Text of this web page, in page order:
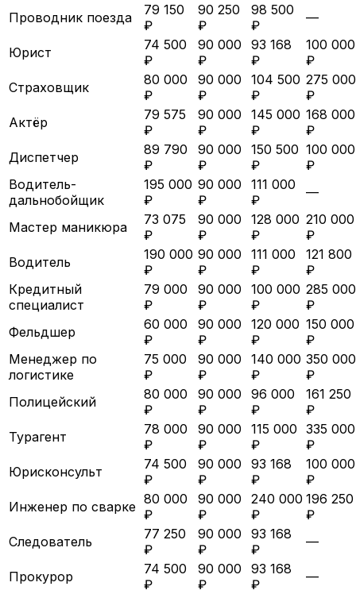
Проводник поезда
79 150
₽
90 250
₽
98 500
₽
—
Юрист
74 500
₽
90 000
₽
93 168
₽
100 000
₽
Страховщик
80 000
₽
90 000
₽
104 500
₽
275 000
₽
Актёр
79 575
₽
90 000
₽
145 000
₽
168 000
₽
Диспетчер
89 790
₽
90 000
₽
150 500
₽
100 000
₽
Водитель-
дальнобойщик
195 000
₽
90 000
₽
111 000
₽
—
Мастер маникюра
73 075
₽
90 000
₽
128 000
₽
210 000
₽
Водитель
190 000
₽
90 000
₽
111 000
₽
121 800
₽
Кредитный
специалист
79 000
₽
90 000
₽
100 000
₽
285 000
₽
Фельдшер
60 000
₽
90 000
₽
120 000
₽
150 000
₽
Менеджер по
логистике
75 000
₽
90 000
₽
140 000
₽
350 000
₽
Полицейский
80 000
₽
90 000
₽
96 000
₽
161 250
₽
Турагент
78 000
₽
90 000
₽
115 000
₽
335 000
₽
Юрисконсульт
74 500
₽
90 000
₽
93 168
₽
100 000
₽
Инженер по сварке 80 000
₽
90 000
₽
240 000
₽
196 250
₽
Следователь
77 250
₽
90 000
₽
93 168
₽
—
Прокурор
74 500
₽
90 000
₽
93 168
₽
—